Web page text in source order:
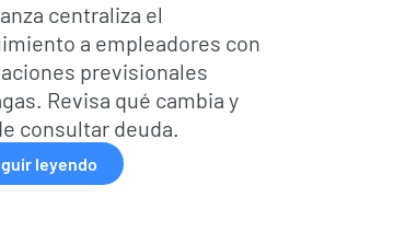
centraliza el
a empleadores con
previsionales
Revisa qué cambia y
consultar deuda.
leyendo